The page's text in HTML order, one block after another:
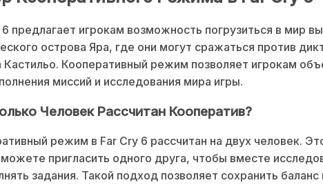
6 предлагает игрокам возможность погрузиться в мир
острова Яра, где они могут сражаться против
Кастильо. Кооперативный режим позволяет игрокам
миссий и исследования мира игры.
Человек Рассчитан Кооператив?
режим в Far Cry 6 рассчитан на двух человек.
пригласить одного друга, чтобы вместе
задания. Такой подход позволяет сохранить